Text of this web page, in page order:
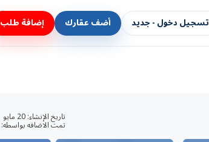
تسجيل دخول - جديد أضف عقارك إضافة طلب
تاريخ الإنشاء: 20 مايو
تمت الاضافه بواسطه: